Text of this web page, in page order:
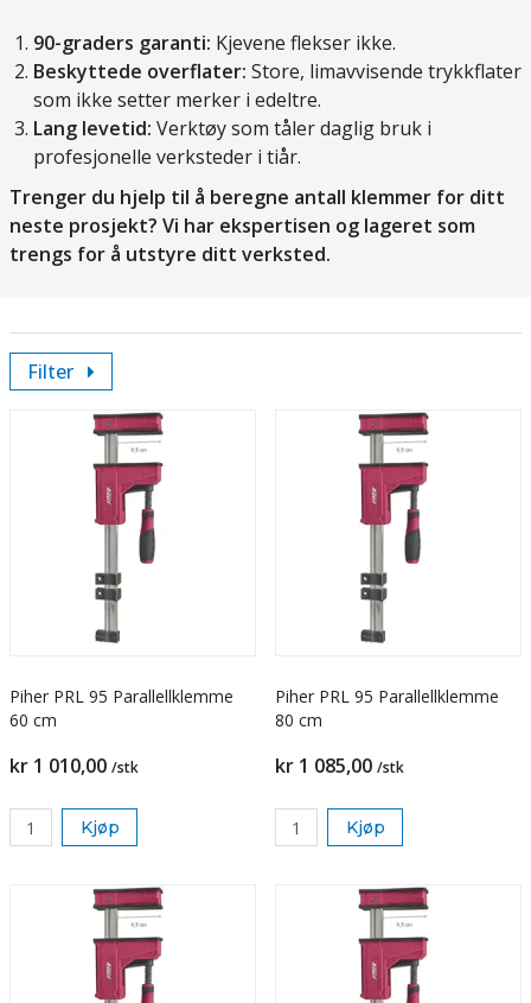
90-graders garanti: Kjevene flekser ikke.
Beskyttede overflater: Store, limavvisende trykkflater
som ikke setter merker i edeltre.
Lang levetid: Verktøy som tåler daglig bruk i
profesjonelle verksteder i tiår.
Trenger du hjelp til å beregne antall klemmer for ditt
neste prosjekt? Vi har ekspertisen og lageret som
trengs for å utstyre ditt verksted.
Filter
Piher PRL 95 Parallellklemme
60 cm
kr 1 010,00 /stk
Kjøp
Piher PRL 95 Parallellklemme
80 cm
kr 1 085,00 /stk
Kjøp